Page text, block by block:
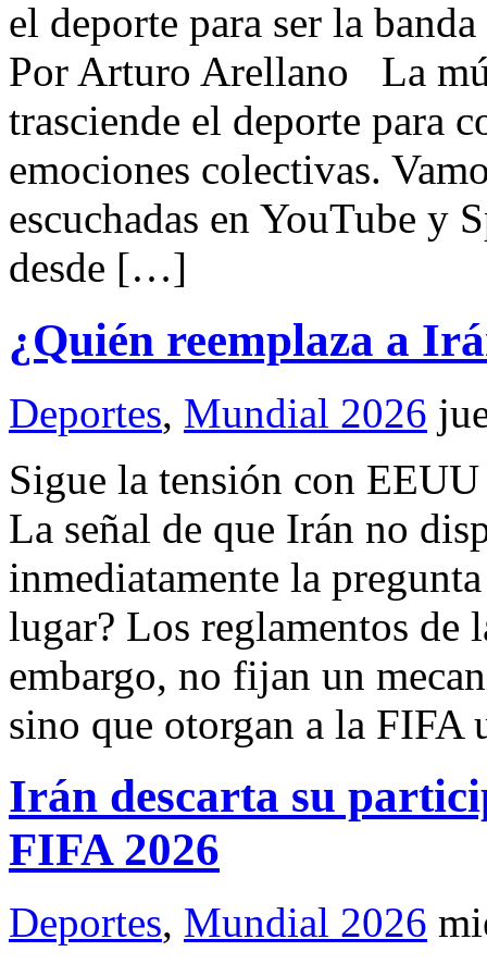
el deporte para ser la
Por Arturo Arellano La
trasciende el deporte para
emociones colectivas.
escuchadas en YouTube y
desde […]
¿Quién reemplaza a
Deportes, Mundial 2026
Sigue la tensión con
La señal de que Irán no
inmediatamente la
lugar? Los reglamentos
embargo, no fijan un
sino que otorgan a la
Irán descarta su
FIFA 2026
Deportes, Mundial 2026